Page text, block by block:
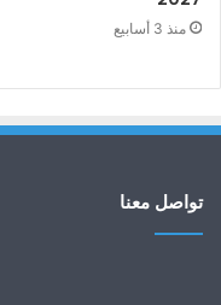
منذ 3 أسابيع
تواصل معنا